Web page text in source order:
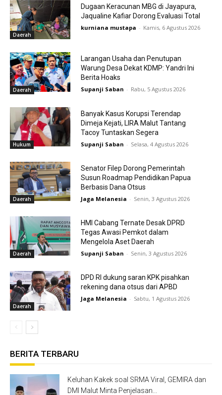
Daerah
Dugaan Keracunan MBG di Jayapura,
Jaqualine Kafiar Dorong Evaluasi Total
kurniana mustapa - Kamis, 6 Agustus 2026
Daerah
Larangan Usaha dan Penutupan
Warung Desa Dekat KDMP: Yandri Ini
Berita Hoaks
Supanji Saban - Rabu, 5 Agustus 2026
Hukum
Banyak Kasus Korupsi Terendap
Dimeja Kejati, LIRA Malut Tantang
Tacoy Tuntaskan Segera
Supanji Saban - Selasa, 4 Agustus 2026
Daerah
Senator Filep Dorong Pemerintah
Susun Roadmap Pendidikan Papua
Berbasis Dana Otsus
Jaga Melanesia - Senin, 3 Agustus 2026
Daerah
HMI Cabang Ternate Desak DPRD
Tegas Awasi Pemkot dalam
Mengelola Aset Daerah
Supanji Saban - Senin, 3 Agustus 2026
Daerah
DPD RI dukung saran KPK pisahkan
rekening dana otsus dari APBD
Jaga Melanesia - Sabtu, 1 Agustus 2026
BERITA TERBARU
Keluhan Kakek soal SRMA Viral, GEMIRA dan
DMI Malut Minta Penjelasan...